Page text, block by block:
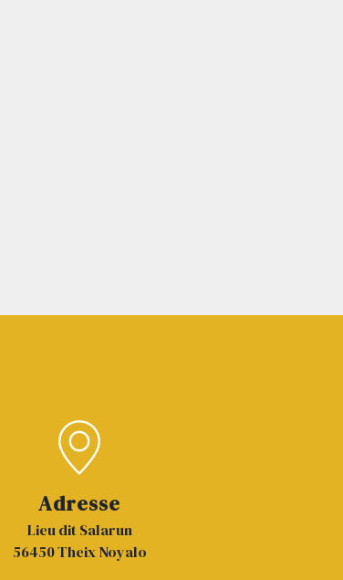
Adresse
Lieu dit Salarun
56450 Theix Noyalo